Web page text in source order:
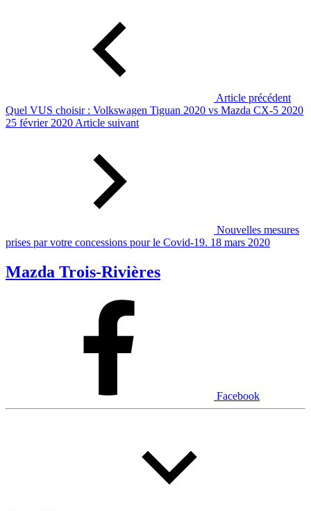
Article précédent
Quel VUS choisir : Volkswagen Tiguan 2020 vs Mazda CX-5 2020
25 février 2020 Article suivant
Nouvelles mesures
prises par votre concessions pour le Covid-19. 18 mars 2020
Mazda Trois-Rivières
Facebook